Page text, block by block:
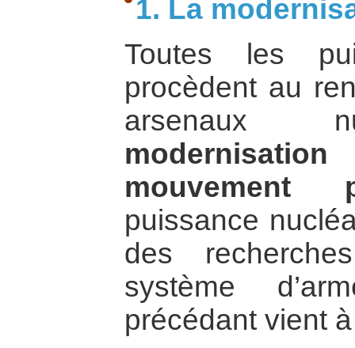
1. La
Toutes les
procèdent au
arsenaux
mouvement
puissance
des
système
précédant vient